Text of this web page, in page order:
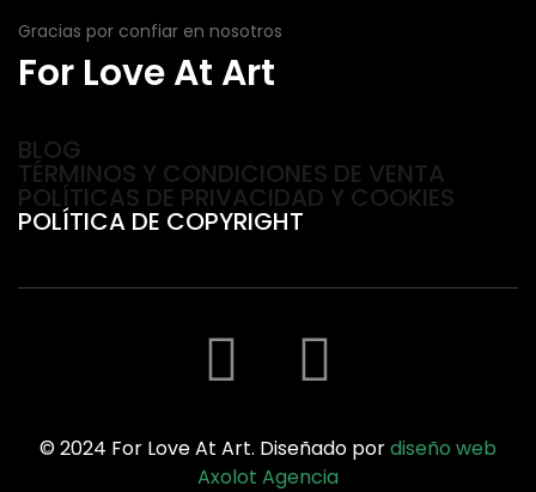
Gracias por confiar en nosotros
For Love At Art
BLOG
TÉRMINOS Y CONDICIONES DE VENTA
POLÍTICAS DE PRIVACIDAD Y COOKIES
POLÍTICA DE COPYRIGHT
© 2024 For Love At Art. Diseñado pordiseño web
Axolot Agencia